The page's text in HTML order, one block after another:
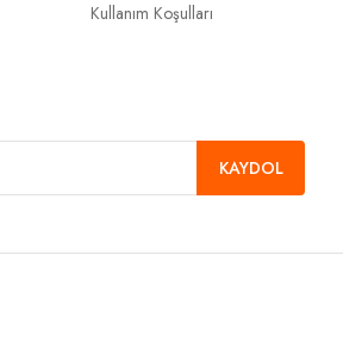
Kullanım Koşulları
KAYDOL